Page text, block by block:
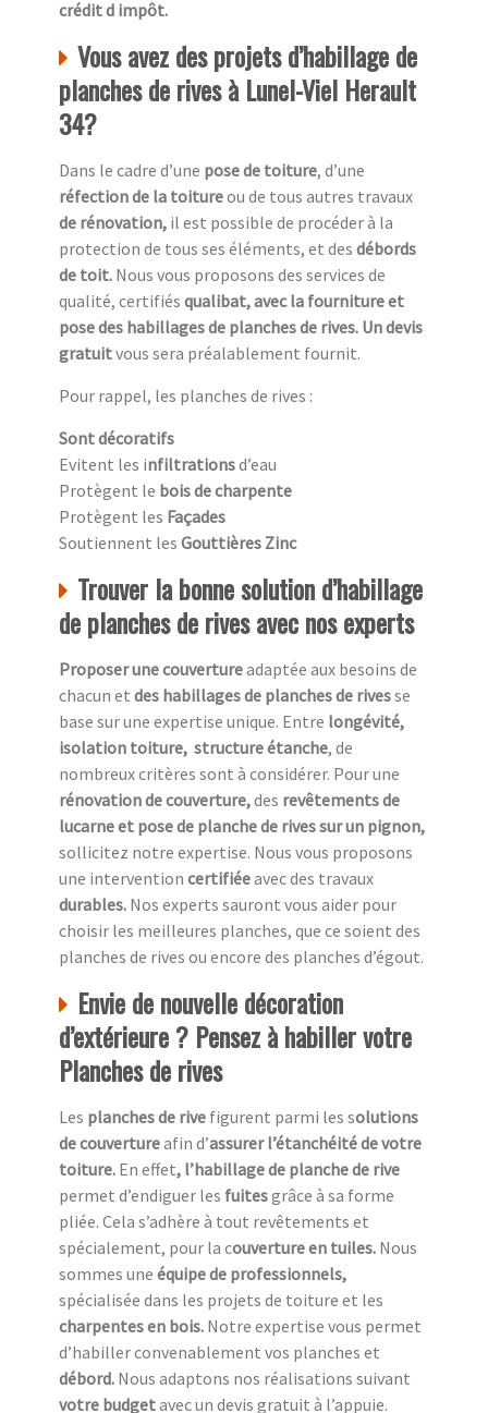
crédit d impôt.
Vous avez des projets d’habillage de
planches de rives à Lunel-Viel Herault
34?
Dans le cadre d’une pose de toiture, d’une
réfection de la toitureou de tous autres travaux
de rénovation, il est possible de procéder à la
protection de tous ses éléments, et des débords
de toit. Nous vous proposons des services de
qualité, certifiés qualibat, avec la fourniture et
pose des habillages de planches de rives. Un devis
gratuitvous sera préalablement fournit.
Pour rappel, les planches de rives :
Sont décoratifs
Evitent les infiltrationsd’eau
Protègent le bois de charpente
Protègent les Façades
Soutiennent les Gouttières Zinc
Trouver la bonne solution d’habillage
de planches de rives avec nos experts
Proposer une couvertureadaptée aux besoins de
chacun et des habillages de planches de rivesse
base sur une expertise unique. Entre longévité,
isolation toiture, structure étanche, de
nombreux critères sont à considérer. Pour une
rénovation de couverture,des revêtements de
lucarne et pose de planche de rives sur un pignon,
sollicitez notre expertise. Nous vous proposons
une intervention certifiéeavec des travaux
durables. Nos experts sauront vous aider pour
choisir les meilleures planches, que ce soient des
planches de rives ou encore des planches d’égout.
Envie de nouvelle décoration
d’extérieure ? Pensez à habiller votre
Planches de rives
Les planches de rive figurent parmi les solutions
de couvertureafin d’assurer l’étanchéité de votre
toiture. En effet, l’habillage de planche de rive
permet d’endiguer les fuitesgrâce à sa forme
pliée. Cela s’adhère à tout revêtements et
spécialement, pour la couverture en tuiles. Nous
sommes une équipe de professionnels,
spécialisée dans les projets de toiture et les
charpentes en bois. Notre expertise vous permet
d’habiller convenablement vos planches et
débord. Nous adaptons nos réalisations suivant
votre budgetavec un devis gratuit à l’appuie.